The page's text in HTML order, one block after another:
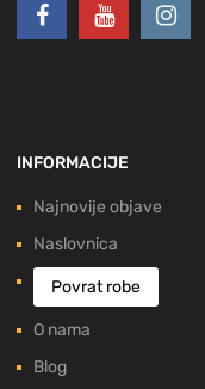
INFORMACIJE
Najnovije objave
Naslovnica
Povrat robe
O nama
Blog